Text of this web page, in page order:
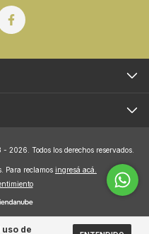
de
Todos los derechos reservados.
Para reclamos ingresá acá.